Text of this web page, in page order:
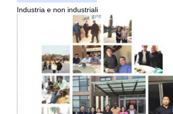
Industria e non industriali